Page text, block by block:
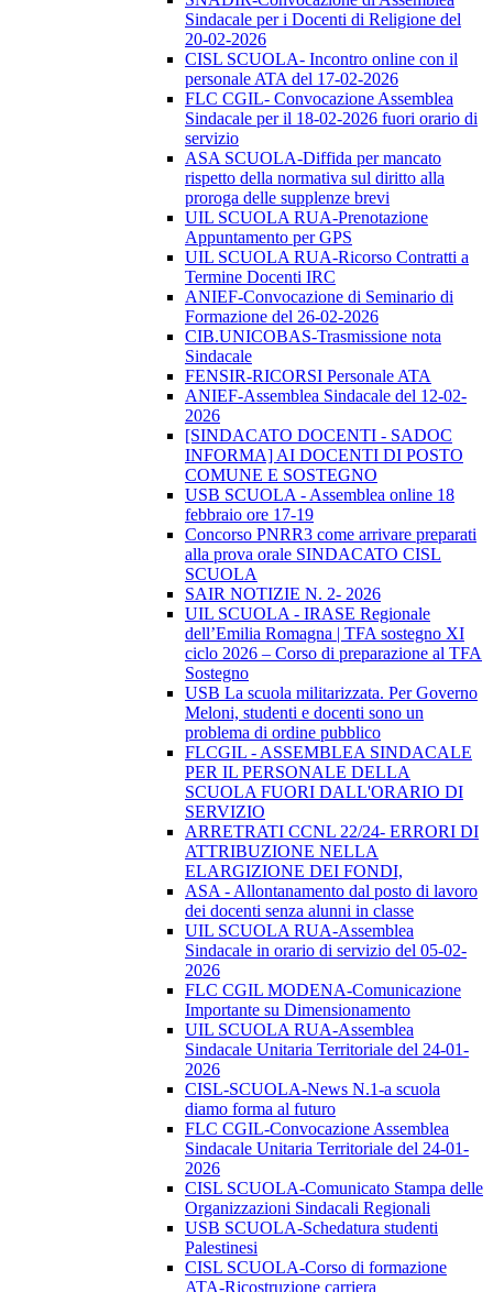
Sindacale per i Docenti di Religione del
20-02-2026
CISL SCUOLA- Incontro online con il
personale ATA del 17-02-2026
FLC CGIL- Convocazione Assemblea
Sindacale per il 18-02-2026 fuori orario di
servizio
ASA SCUOLA-Diffida per mancato
rispetto della normativa sul diritto alla
proroga delle supplenze brevi
UIL SCUOLA RUA-Prenotazione
Appuntamento per GPS
UIL SCUOLA RUA-Ricorso Contratti a
Termine Docenti IRC
ANIEF-Convocazione di Seminario di
Formazione del 26-02-2026
CIB.UNICOBAS-Trasmissione nota
Sindacale
FENSIR-RICORSI Personale ATA
ANIEF-Assemblea Sindacale del 12-02-
2026
[SINDACATO DOCENTI - SADOC
INFORMA] AI DOCENTI DI POSTO
COMUNE E SOSTEGNO
USB SCUOLA - Assemblea online 18
febbraio ore 17-19
Concorso PNRR3 come arrivare preparati
alla prova orale SINDACATO CISL
SCUOLA
SAIR NOTIZIE N. 2- 2026
UIL SCUOLA - IRASE Regionale
dell’Emilia Romagna | TFA sostegno XI
ciclo 2026 – Corso di preparazione al TFA
Sostegno
USB La scuola militarizzata. Per Governo
Meloni, studenti e docenti sono un
problema di ordine pubblico
FLCGIL - ASSEMBLEA SINDACALE
PER IL PERSONALE DELLA
SCUOLA FUORI DALL'ORARIO DI
SERVIZIO
ARRETRATI CCNL 22/24- ERRORI DI
ATTRIBUZIONE NELLA
ELARGIZIONE DEI FONDI,
ASA - Allontanamento dal posto di lavoro
dei docenti senza alunni in classe
UIL SCUOLA RUA-Assemblea
Sindacale in orario di servizio del 05-02-
2026
FLC CGIL MODENA-Comunicazione
Importante su Dimensionamento
UIL SCUOLA RUA-Assemblea
Sindacale Unitaria Territoriale del 24-01-
2026
CISL-SCUOLA-News N.1-a scuola
diamo forma al futuro
FLC CGIL-Convocazione Assemblea
Sindacale Unitaria Territoriale del 24-01-
2026
CISL SCUOLA-Comunicato Stampa delle
Organizzazioni Sindacali Regionali
USB SCUOLA-Schedatura studenti
Palestinesi
CISL SCUOLA-Corso di formazione
ATA-Ricostruzione carriera